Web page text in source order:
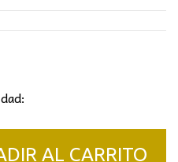
AL CARRITO